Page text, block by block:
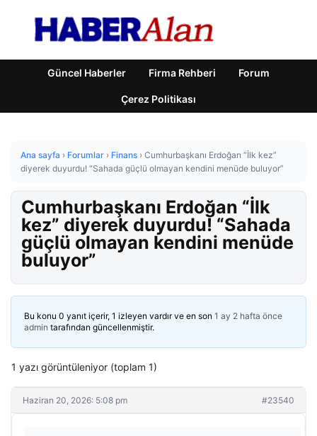
Güncel Haberler Firma Rehberi Forum
Çerez Politikası
Ana sayfa › Forumlar › Finans › Cumhurbaşkanı Erdoğan “İlk kez”
diyerek duyurdu! “Sahada güçlü olmayan kendini menüde buluyor”
Cumhurbaşkanı Erdoğan “İlk
kez” diyerek duyurdu! “Sahada
güçlü olmayan kendini menüde
buluyor”
Bu konu 0 yanıt içerir, 1 izleyen vardır ve en son 1 ay 2 hafta önce
admin tarafından güncellenmiştir.
1 yazı görüntüleniyor (toplam 1)
Haziran 20, 2026: 5:08 pm #23540